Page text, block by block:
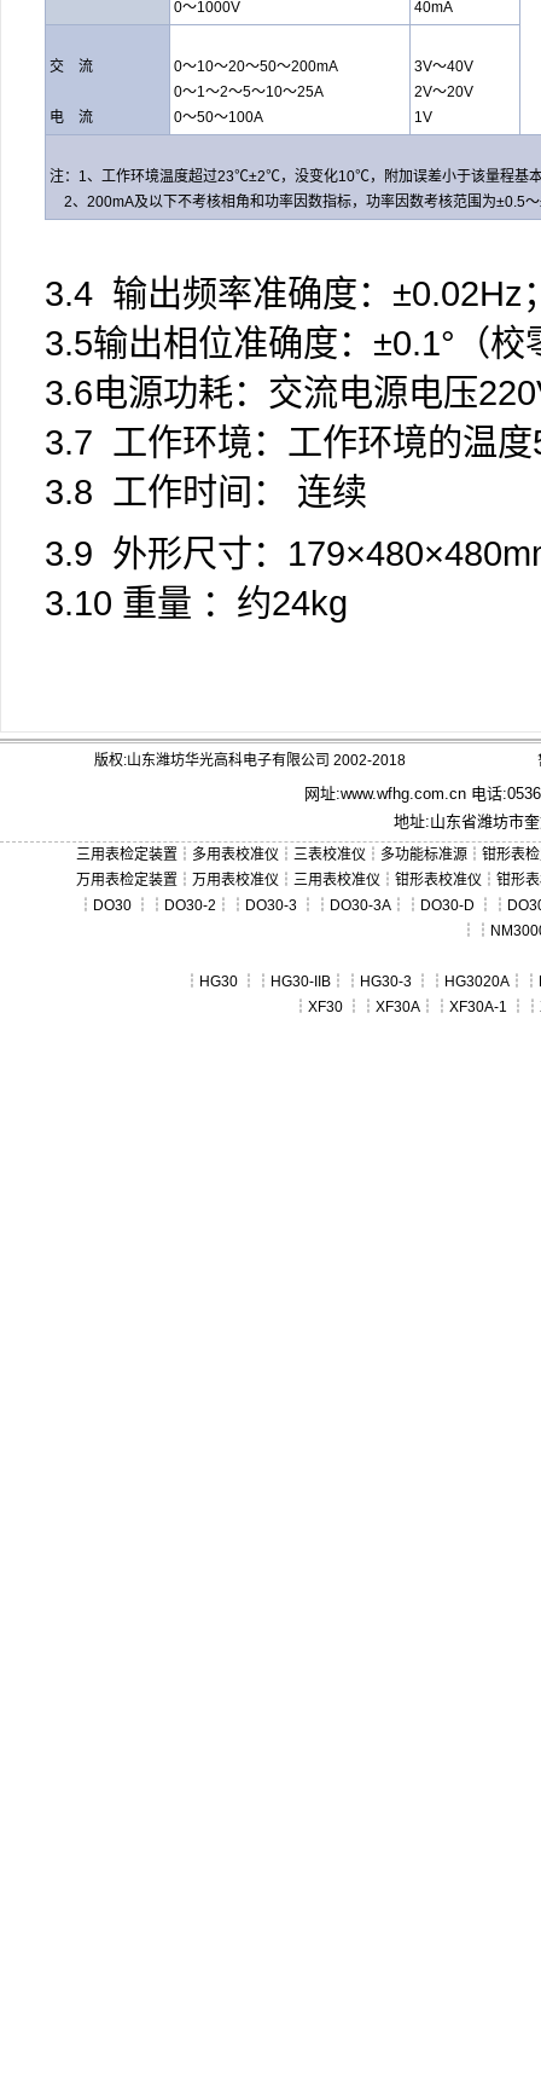
0～1000V 40mA
交 流
电 流
0～10～20～50～200mA
0～1～2～5～10～25A
0～50～100A
3V～40V
2V～20V
1V
注：1、工作环境温度超过23℃±2℃，没变化10℃，附加误差小于该量程基
2、200mA及以下不考核相角和功率因数指标，功率因数考核范围为±0.5
3.4 输出频率准确度：±0.02Hz
3.5输出相位准确度：±0.1°（校
3.6电源功耗：交流电源电压
3.7 工作环境：工作环境的温
3.8 工作时间： 连续
3.9 外形尺寸：
3.10 重量 ：约24kg
版权:山东潍坊华光高科电子有限公司 2002-2018
网址:www.wfhg.com.cn 电话
地址:山东省潍坊市
三用表检定装置 ┆ 多用表校准仪 ┆ 三表校准仪 ┆ 多功能标准源 ┆ 钳形表
万用表检定装置 ┆ 万用表校准仪 ┆ 三用表校准仪 ┆ 钳形表校准仪 ┆ 钳形
┆ DO30 ┆┆ DO30-2 ┆┆ DO30-3 ┆┆ DO30-3A ┆┆ DO30-D ┆┆
┆┆
┆ HG30 ┆┆ HG30-IIB ┆┆ HG30-3 ┆┆ HG3020A ┆┆
┆ XF30 ┆┆ XF30A ┆┆ XF30A-1 ┆┆